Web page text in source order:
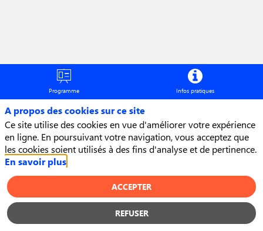
DEMANDER UN RDV
début
Programme Infos pratiques
A propos des cookies sur ce site
Ce site utilise des cookies en vue d'améliorer votre expérience
en ligne. En poursuivant votre navigation, vous acceptez que
les cookies soient utilisés à des fins d'analyse et de pertinence.
En savoir plus
ACCEPTER
REFUSER